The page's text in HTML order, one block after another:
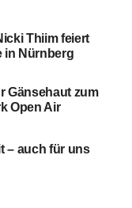
Thiim feiert
in Nürnberg
Gänsehaut zum
Open Air
– auch für uns